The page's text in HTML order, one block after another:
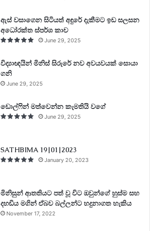
ඇස් වසාගෙන සිටියත් අඳුරේ දැකීමට ඉඩ සලසන
අධෝරක්ත ස්පර්ශ කාච
June 29, 2025
විද්‍යාඥයින් මිනිස් සිරුරේ නව අවයවයක් සොයා
ගනි
June 29, 2025
ඩොල්ෆින් මත්වෙන්න කැමතියි වගේ
June 29, 2025
SATHBIMA 19|01|2023
January 20, 2023
මිනිසුන් ආතතියට පත් වූ විට ඔවුන්ගේ හුස්ම සහ
දහඩිය මගින් ඒබව බල්ලන්ට හදුනාගත හැකිය
November 17, 2022